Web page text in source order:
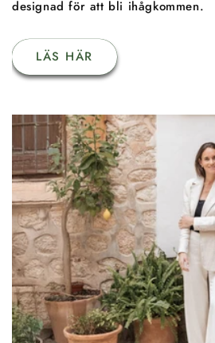
designad för att bli ihågkommen.
LÄS HÄR